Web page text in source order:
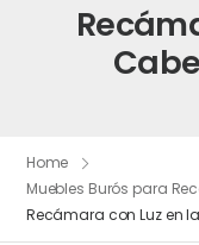
Home
Muebles Burós para
Recámara con Luz en